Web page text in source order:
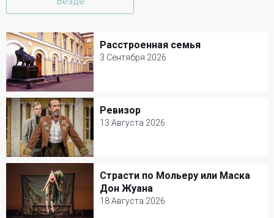
Расстроенная семья
3 Сентября 2026
Расстроенная семья
3 Сентября 2026
Малый театр
Комедия
Ревизор
13 Августа 2026
Ревизор
13 Августа 2026
Современник
Комедия
Страсти по Мольеру или Маска
Дон Жуана
18 Августа 2026
Страсти по Мольеру или Маска Дон
Жуана